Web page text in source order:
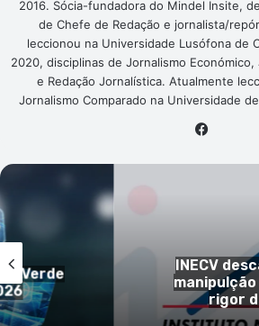
2016. Sócia-fundadora do Mindel Insite,
de Chefe de Redação e jornalista/
leccionou na Universidade Lusófona de
2020, disciplinas de Jornalismo
e Redação Jornalística. Atualmente
Jornalismo Comparado na Universidade
INECV
manipulção e
rigor das